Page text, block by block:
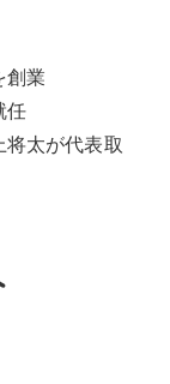
創業
任
太が代表取